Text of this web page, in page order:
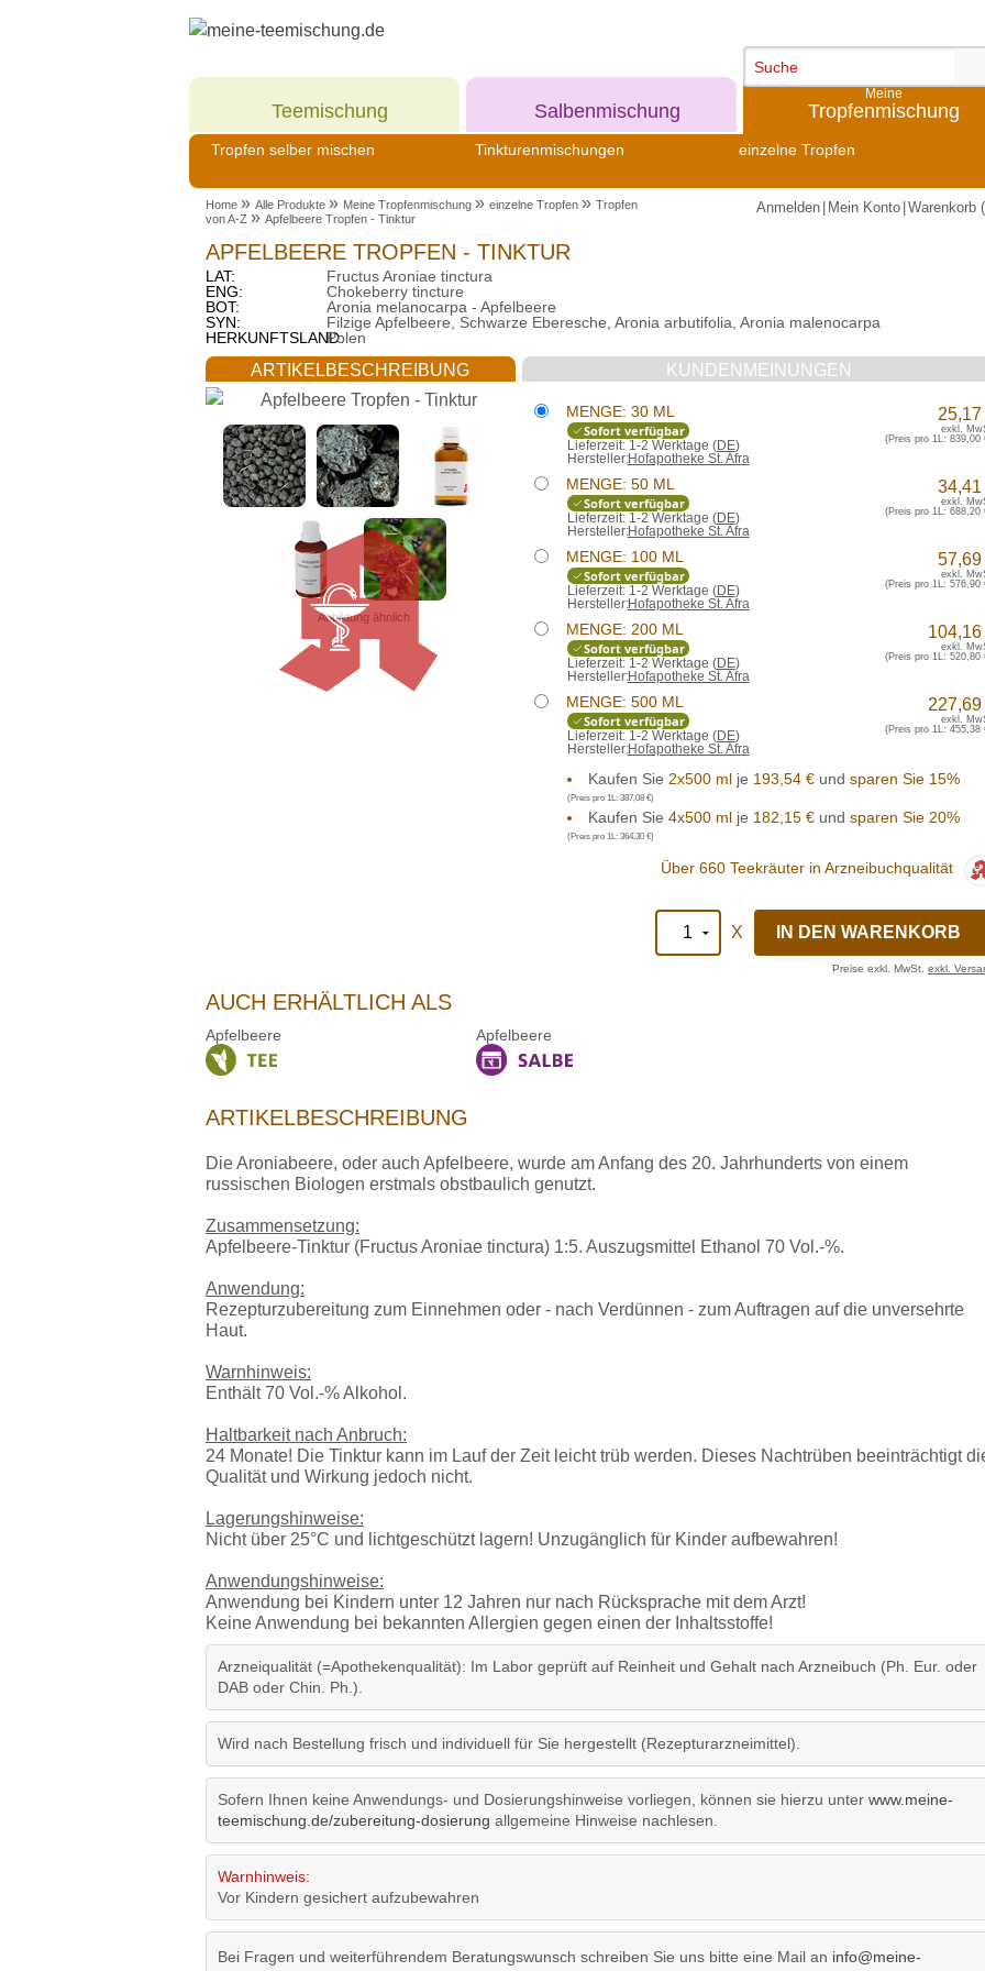
Teemischung Salbenmischung
Meine
Tropfenmischung
Tropfen selber mischen Tinkturenmischungen einzelne Tropfen
Home » Alle Produkte » Meine Tropfenmischung » einzelne Tropfen » Tropfen
von A-Z » Apfelbeere Tropfen - Tinktur
Warenkorb
Mein Konto
Anmelden
APFELBEERE TROPFEN - TINKTUR
LAT:
Fructus Aroniae tinctura
ENG:
Chokeberry tincture
BOT:
Aronia melanocarpa - Apfelbeere
SYN:
Filzige Apfelbeere, Schwarze Eberesche, Aronia arbutifolia, Aronia malenocarpa
HERKUNFTSLAND:Polen
ARTIKELBESCHREIBUNG KUNDENMEINUNGEN
Abbildung ähnlich
MENGE: 30 ML
Sofort verfügbar
Lieferzeit:1-2 Werktage (DE)
Hersteller:Hofapotheke St. Afra
25,17
exkl.
(Preis pro 1L: 839,00
MENGE: 50 ML
Sofort verfügbar
Lieferzeit:1-2 Werktage (DE)
Hersteller:Hofapotheke St. Afra
34,41
exkl.
(Preis pro 1L: 688,20
MENGE: 100 ML
Sofort verfügbar
Lieferzeit:1-2 Werktage (DE)
Hersteller:Hofapotheke St. Afra
57,69
exkl.
(Preis pro 1L: 576,90
MENGE: 200 ML
Sofort verfügbar
Lieferzeit:1-2 Werktage (DE)
Hersteller:Hofapotheke St. Afra
104,16
exkl.
(Preis pro 1L: 520,80
MENGE: 500 ML
Sofort verfügbar
Lieferzeit:1-2 Werktage (DE)
Hersteller:Hofapotheke St. Afra
227,69
exkl.
(Preis pro 1L: 455,38
Kaufen Sie 2x500 mlje 193,54 €und sparen Sie 15%
(Preis pro 1L: 387,08 €)
Kaufen Sie 4x500 mlje 182,15 €und sparen Sie 20%
(Preis pro 1L: 364,30 €)
Über 660 Teekräuter in Arzneibuchqualität
X
Preise exkl. MwSt. exkl.
AUCH ERHÄLTLICH ALS
Apfelbeere Apfelbeere
ARTIKELBESCHREIBUNG
Die Aroniabeere, oder auch Apfelbeere, wurde am Anfang des 20. Jahrhunderts von einem
russischen Biologen erstmals obstbaulich genutzt.
Zusammensetzung:
Apfelbeere-Tinktur (Fructus Aroniae tinctura) 1:5. Auszugsmittel Ethanol 70 Vol.-%.
Anwendung:
Rezepturzubereitung zum Einnehmen oder - nach Verdünnen - zum Auftragen auf die unversehrte
Haut.
Warnhinweis:
Enthält 70 Vol.-% Alkohol.
Haltbarkeit nach Anbruch:
24 Monate! Die Tinktur kann im Lauf der Zeit leicht trüb werden. Dieses Nachtrüben beeinträchtigt
Qualität und Wirkung jedoch nicht.
Lagerungshinweise:
Nicht über 25°C und lichtgeschützt lagern! Unzugänglich für Kinder aufbewahren!
Anwendungshinweise:
Anwendung bei Kindern unter 12 Jahren nur nach Rücksprache mit dem Arzt!
Keine Anwendung bei bekannten Allergien gegen einen der Inhaltsstoffe!
Arzneiqualität (=Apothekenqualität): Im Labor geprüft auf Reinheit und Gehalt nach Arzneibuch (Ph. Eur. oder
DAB oder Chin. Ph.).
Wird nach Bestellung frisch und individuell für Sie hergestellt (Rezepturarzneimittel).
Sofern Ihnen keine Anwendungs- und Dosierungshinweise vorliegen, können sie hierzu unter www.meine-
teemischung.de/zubereitung-dosierung allgemeine Hinweise nachlesen.
Warnhinweis:
Vor Kindern gesichert aufzubewahren
Bei Fragen und weiterführendem Beratungswunsch schreiben Sie uns bitte eine Mail an info@meine-